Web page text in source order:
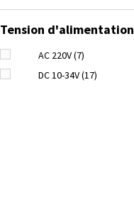
Tension d'alimentation
AC 220V(7)
DC 10-34V(17)